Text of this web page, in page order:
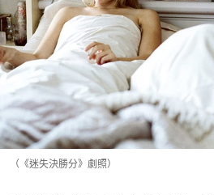
（《迷失決勝分》劇照）